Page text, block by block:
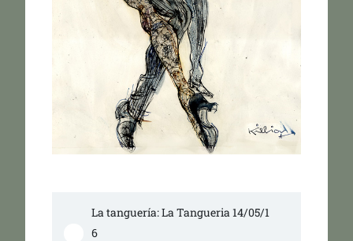
La tanguería: La Tangueria 14/05/1
6